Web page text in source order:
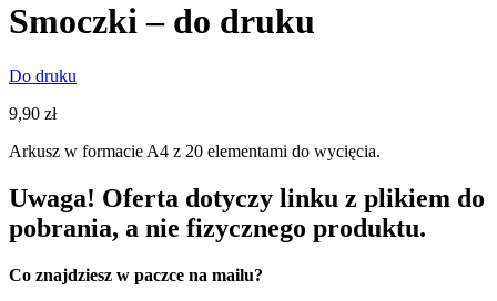
Smoczki – do druku
Do druku
9,90 zł
Arkusz w formacie A4 z 20 elementami do wycięcia.
Uwaga! Oferta dotyczy linku z plikiem do
pobrania, a nie fizycznego produktu.
Co znajdziesz w paczce na mailu?